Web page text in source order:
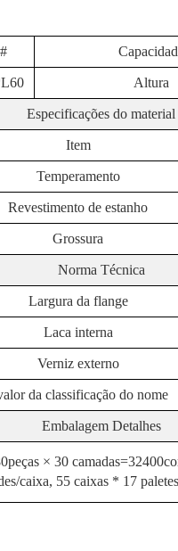
#
Altura
Especificações do material
Item
Temperamento
Revestimento de estanho
Grossura
Norma Técnica
Largura da flange
Laca interna
Verniz externo
da classificação do nome
Embalagem Detalhes
peças × 30 camadas=32400
caixa, 55 caixas * 17